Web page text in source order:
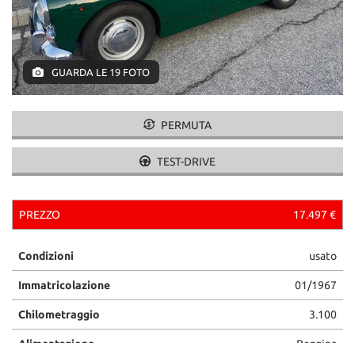
GUARDA LE 19 FOTO
PERMUTA
TEST-DRIVE
PREZZO 17.497 €
Condizioni usato
Immatricolazione 01/1967
Chilometraggio 3.100